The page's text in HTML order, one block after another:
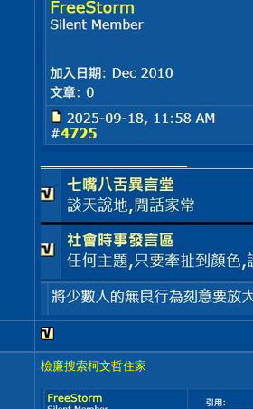
檢廉搜索柯文哲住家